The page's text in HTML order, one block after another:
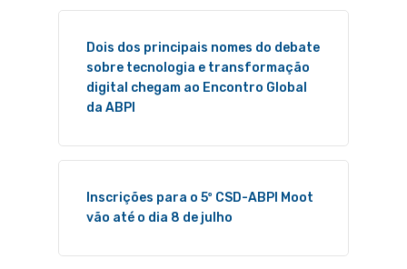
Dois dos principais nomes do debate
sobre tecnologia e transformação
digital chegam ao Encontro Global
da ABPI
Inscrições para o 5º CSD-ABPI Moot
vão até o dia 8 de julho